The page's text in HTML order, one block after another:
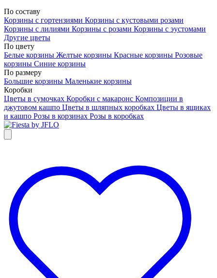
По составу
Корзины с гортензиями Корзины с кустовыми розами
Корзины с лилиями Корзины с розами Корзины с эустомами
Другие цветы
По цвету
Белые корзины Желтые корзины Красные корзины Розовые
корзины Синие корзины
По размеру
Большие корзины Маленькие корзины
Коробки
Цветы в сумочках Коробки с макаронс Композиции в
джутовом кашпо Цветы в шляпных коробках Цветы в ящиках
и кашпо Розы в корзинах Розы в коробках